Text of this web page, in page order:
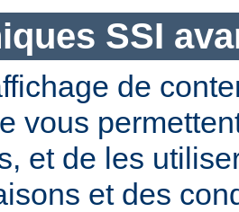
SSI
de
vous
et de les
et des